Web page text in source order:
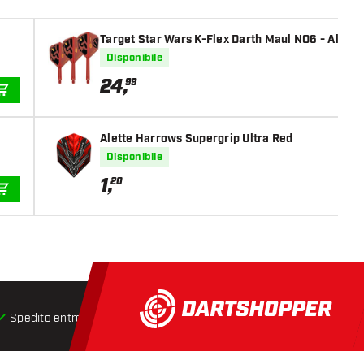
AGGIUNGI AL CARRELLO
AGGIUNGI AL CARRELLO
Target Star Wars K-Flex Darth Maul NO6 -
Disponibile
24,99
Alette Harrows Supergrip Ultra Red
Disponibile
1,20
Spedito entro 24 ore Spedizione gratuitada € 75